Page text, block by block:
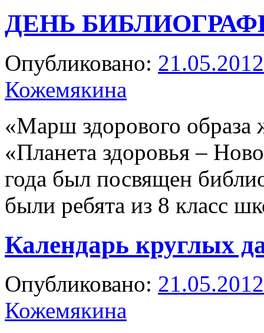
ДЕНЬ
Опубликовано: 21.05.2012
Кожемякина
«Марш здорового образа
«Планета здоровья –
года был посвящен
были ребята из 8 класс
Календарь круглых
Опубликовано: 21.05.2012
Кожемякина